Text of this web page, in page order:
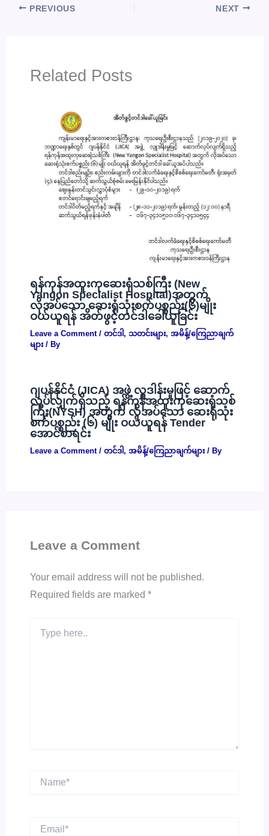
PREVIOUS NEXT
Related Posts
ရန်ကုန်အထူးကုဆေးရုံသစ်ကြီး (New
Yangon Specialist Hospital)အတွက်
လိုအပ်သော ဆေးရုံသုံးစက်ပစ္စည်း(၆)မျိုး
ဝယ်ယူရန် အိတ်ဖွင့်တင်ဒါခေါ်ယူခြင်း
Leave a Comment / တင်ဒါ , သတင်းများ, အမိန့်/ကြေညာချက်
များ/ By
ဂျပန်နိုင်ငံ (JICA) အဖွဲ့ လှူဒါန်းမှုဖြင့် ဆောက်
လုပ်လျှက်ရှိသည့် ရန်ကုန်အထူးကုဆေးရုံသစ်
ကြီး(NYSH) အတွက် လိုအပ်သော ဆေးရုံသုံး
စက်ပစ္စည်း (၆) မျိုး ဝယ်ယူရန် Tender
အောင်စာရင်း
Leave a Comment / တင်ဒါ , အမိန့်/ကြေညာချက်များ/ By
Leave a Comment
Your email address will not be published.
Required fields are marked *
here..
Email*